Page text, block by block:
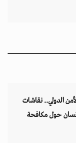
الدولي.. نقاشات
حول مكافحة